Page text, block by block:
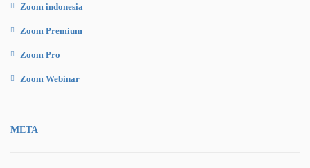
Zoom indonesia
Zoom Premium
Zoom Pro
Zoom Webinar
META